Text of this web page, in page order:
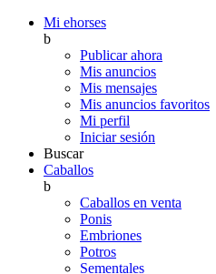
Mi ehorses
b
Publicar ahora
Mis anuncios
Mis mensajes
Mis anuncios favoritos
Mi perfil
Iniciar sesión
Buscar
Caballos
b
Caballos en venta
Ponis
Embriones
Potros
Sementales